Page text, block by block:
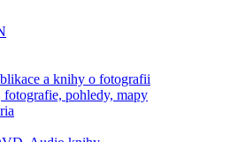
a knihy o fotografii
pohledy, mapy